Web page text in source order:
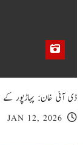
ڈی آئی خان: پہاڑپور کے
JAN 12, 2026